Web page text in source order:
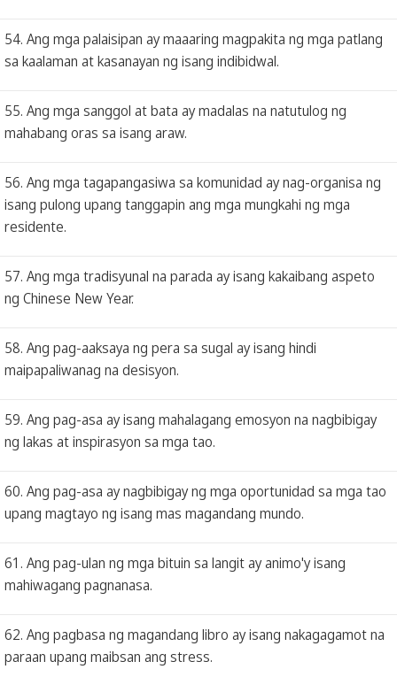
54. Ang mga palaisipan ay maaaring magpakita ng mga patlang
sa kaalaman at kasanayan ng isang indibidwal.
55. Ang mga sanggol at bata ay madalas na natutulog ng
mahabang oras sa isang araw.
56. Ang mga tagapangasiwa sa komunidad ay nag-organisa ng
isang pulong upang tanggapin ang mga mungkahi ng mga
residente.
57. Ang mga tradisyunal na parada ay isang kakaibang aspeto
ng Chinese New Year.
58. Ang pag-aaksaya ng pera sa sugal ay isang hindi
maipapaliwanag na desisyon.
59. Ang pag-asa ay isang mahalagang emosyon na nagbibigay
ng lakas at inspirasyon sa mga tao.
60. Ang pag-asa ay nagbibigay ng mga oportunidad sa mga tao
upang magtayo ng isang mas magandang mundo.
61. Ang pag-ulan ng mga bituin sa langit ay animo'y isang
mahiwagang pagnanasa.
62. Ang pagbasa ng magandang libro ay isang nakagagamot na
paraan upang maibsan ang stress.